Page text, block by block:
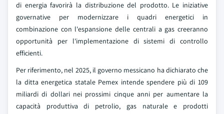
di energia favorirà la distribuzione del prodotto. Le iniziative
governative per modernizzare i quadri energetici in
combinazione con l'espansione delle centrali a gas creeranno
opportunità per l'implementazione di sistemi di controllo
efficienti.
Per riferimento, nel 2025, il governo messicano ha dichiarato che
la ditta energetica statale Pemex intende spendere più di 109
miliardi di dollari nei prossimi cinque anni per aumentare la
capacità produttiva di petrolio, gas naturale e prodotti